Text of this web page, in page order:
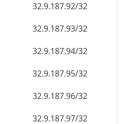
32.9.187.92/32
32.9.187.93/32
32.9.187.94/32
32.9.187.95/32
32.9.187.96/32
32.9.187.97/32